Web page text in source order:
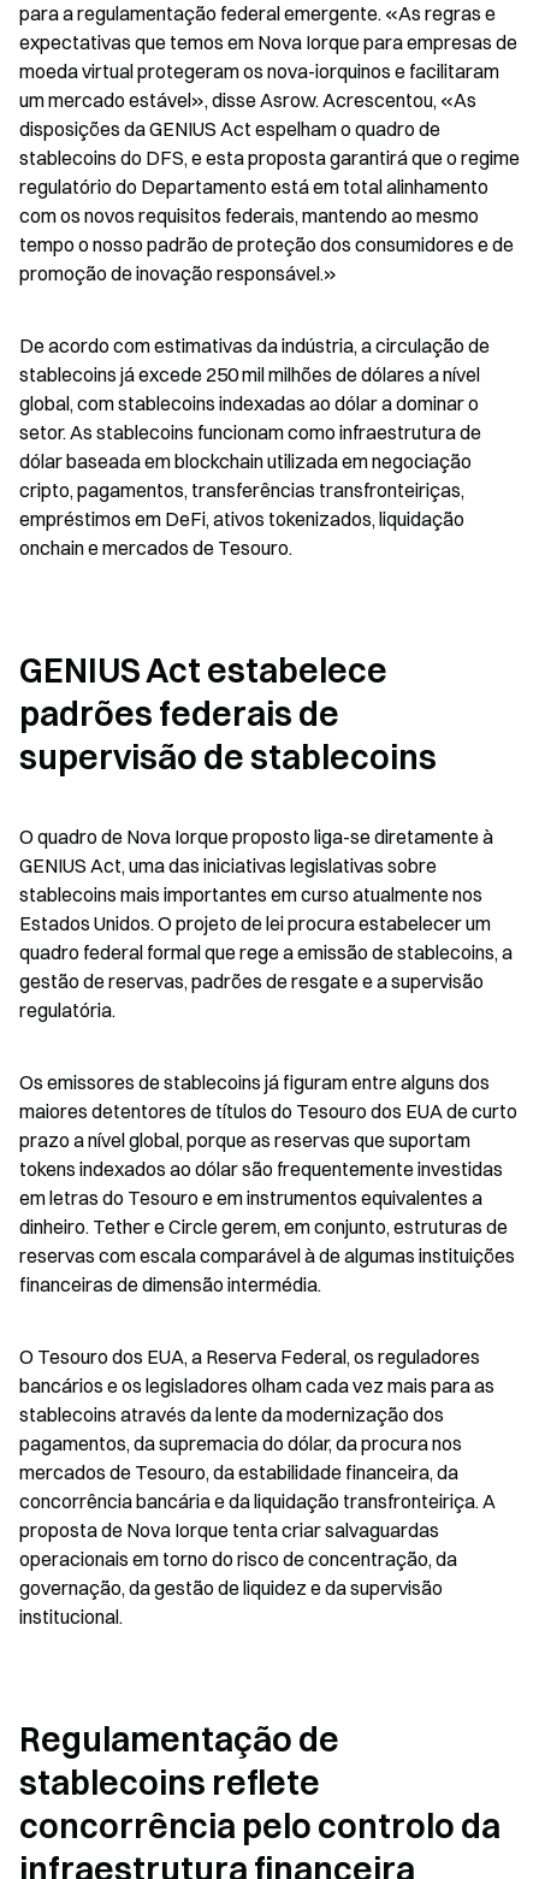
para a regulamentação federal emergente. «As regras e
expectativas que temos em Nova Iorque para empresas de
moeda virtual protegeram os nova-iorquinos e facilitaram
um mercado estável», disse Asrow. Acrescentou, «As
disposições da GENIUS Act espelham o quadro de
stablecoins do DFS, e esta proposta garantirá que o regime
regulatório do Departamento está em total alinhamento
com os novos requisitos federais, mantendo ao mesmo
tempo o nosso padrão de proteção dos consumidores e de
promoção de inovação responsável.»
De acordo com estimativas da indústria, a circulação de
stablecoins já excede 250 mil milhões de dólares a nível
global, com stablecoins indexadas ao dólar a dominar o
setor. As stablecoins funcionam como infraestrutura de
dólar baseada em blockchain utilizada em negociação
cripto, pagamentos, transferências transfronteiriças,
empréstimos em DeFi, ativos tokenizados, liquidação
onchain e mercados de Tesouro.
GENIUS Act estabelece
padrões federais de
supervisão de stablecoins
O quadro de Nova Iorque proposto liga-se diretamente à
GENIUS Act, uma das iniciativas legislativas sobre
stablecoins mais importantes em curso atualmente nos
Estados Unidos. O projeto de lei procura estabelecer um
quadro federal formal que rege a emissão de stablecoins, a
gestão de reservas, padrões de resgate e a supervisão
regulatória.
Os emissores de stablecoins já figuram entre alguns dos
maiores detentores de títulos do Tesouro dos EUA de curto
prazo a nível global, porque as reservas que suportam
tokens indexados ao dólar são frequentemente investidas
em letras do Tesouro e em instrumentos equivalentes a
dinheiro. Tether e Circle gerem, em conjunto, estruturas de
reservas com escala comparável à de algumas instituições
financeiras de dimensão intermédia.
O Tesouro dos EUA, a Reserva Federal, os reguladores
bancários e os legisladores olham cada vez mais para as
stablecoins através da lente da modernização dos
pagamentos, da supremacia do dólar, da procura nos
mercados de Tesouro, da estabilidade financeira, da
concorrência bancária e da liquidação transfronteiriça. A
proposta de Nova Iorque tenta criar salvaguardas
operacionais em torno do risco de concentração, da
governação, da gestão de liquidez e da supervisão
institucional.
Regulamentação de
stablecoins reflete
concorrência pelo controlo da
infraestrutura financeira